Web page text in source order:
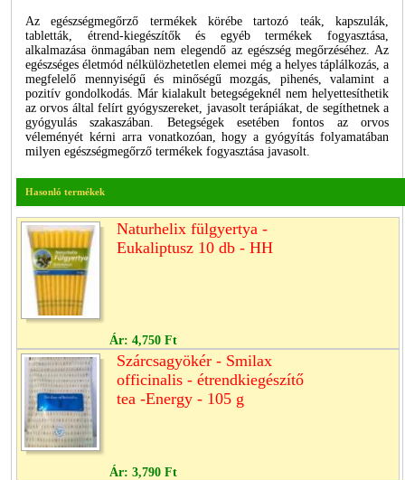
Az egészségmegőrző termékek körébe tartozó teák, kapszulák,
tabletták, étrend-kiegészítők és egyéb termékek fogyasztása,
alkalmazása önmagában nem elegendő az egészség megőrzéséhez. Az
egészséges életmód nélkülözhetetlen elemei még a helyes táplálkozás, a
megfelelő mennyiségű és minőségű mozgás, pihenés, valamint a
pozitív gondolkodás. Már kialakult betegségeknél nem helyettesíthetik
az orvos által felírt gyógyszereket, javasolt terápiákat, de segíthetnek a
gyógyulás szakaszában. Betegségek esetében fontos az orvos
véleményét kérni arra vonatkozóan, hogy a gyógyítás folyamatában
milyen egészségmegőrző termékek fogyasztása javasolt.
Hasonló termékek
Naturhelix fülgyertya -
Eukaliptusz 10 db - HH
Ár: 4,750 Ft
Szárcsagyökér - Smilax
officinalis - étrendkiegészítő
tea -Energy - 105 g
Ár: 3,790 Ft